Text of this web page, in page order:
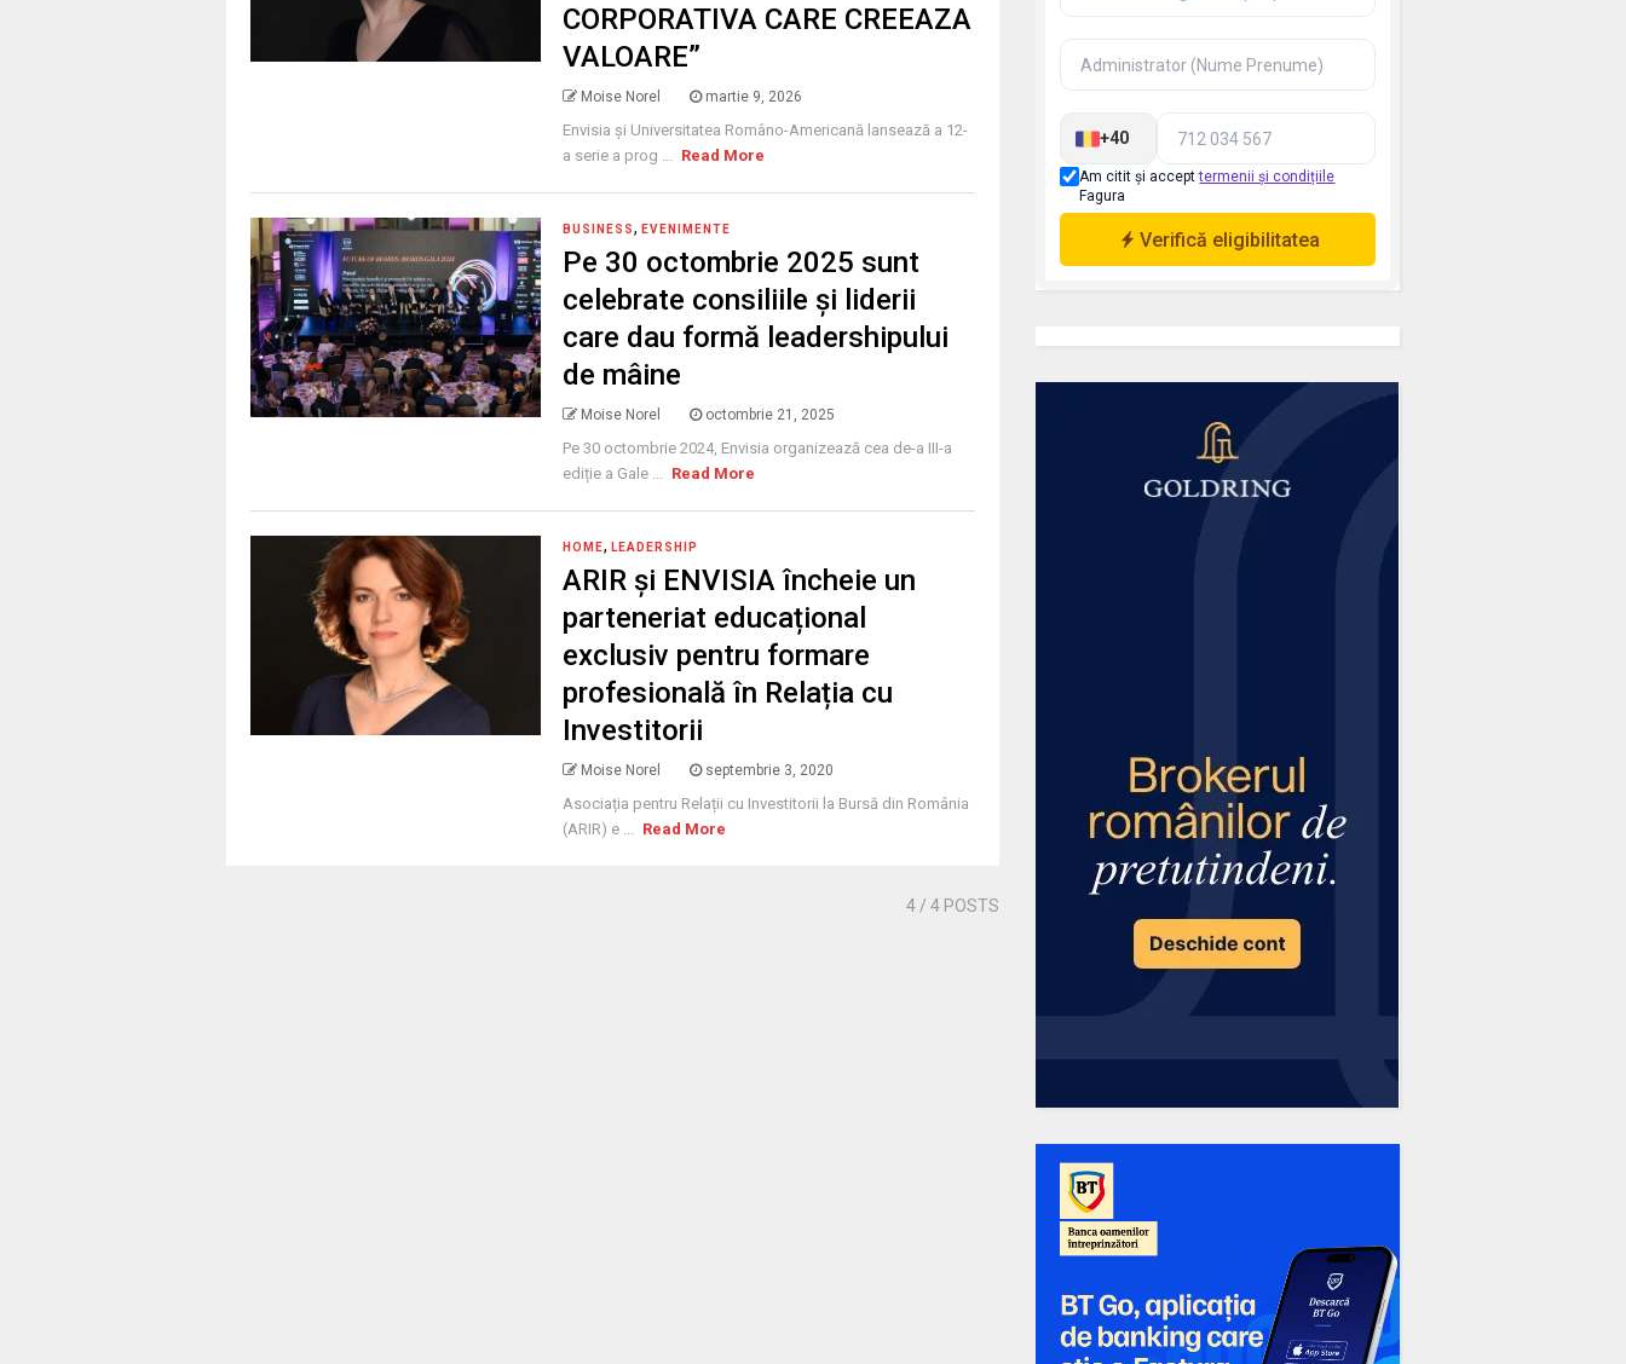
CORPORATIVA CARE CREEAZA
VALOARE”
Moise Norel martie 9, 2026
Envisia și Universitatea Româno-Americană lansează a 12-
a serie a prog ... Read More
BUSINESS, EVENIMENTE
Pe 30 octombrie 2025 sunt
celebrate consiliile şi liderii
care dau formă leadershipului
de mâine
Moise Norel octombrie 21, 2025
Pe 30 octombrie 2024, Envisia organizează cea de-a III-a
ediție a Gale ... Read More
HOME, LEADERSHIP
ARIR și ENVISIA încheie un
parteneriat educațional
exclusiv pentru formare
profesională în Relația cu
Investitorii
Moise Norel septembrie 3, 2020
Asociația pentru Relații cu Investitorii la Bursă din România
(ARIR) e ... Read More
4 / 4 POSTS